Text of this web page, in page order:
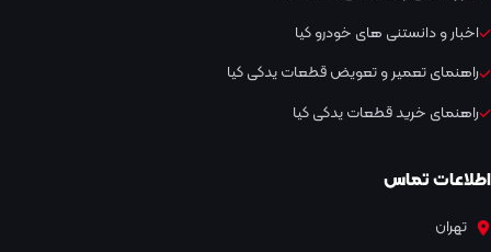
اخبار و دانستنی های خودرو کیا
راهنمای تعمیر و تعویض قطعات یدکی کیا
راهنمای خرید قطعات یدکی کیا
اطلاعات تماس
تهران